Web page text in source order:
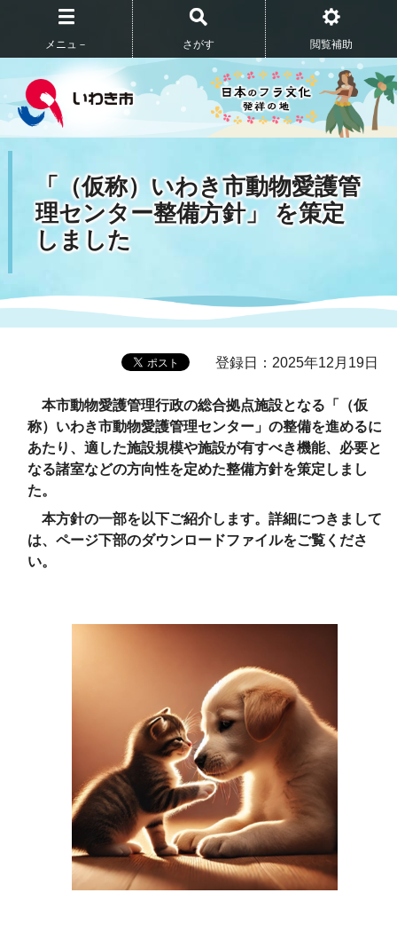
メニュ－ さがす 閲覧補助
「（仮称）いわき市動物愛護管
理センター整備方針」 を策定
しました
登録日：2025年12月19日
本市動物愛護管理行政の総合拠点施設となる「（仮
称）いわき市動物愛護管理センター」の整備を進めるに
あたり、適した施設規模や施設が有すべき機能、必要と
なる諸室などの方向性を定めた整備方針を策定しまし
た。
本方針の一部を以下ご紹介します。詳細につきまして
は、ページ下部のダウンロードファイルをご覧くださ
い。